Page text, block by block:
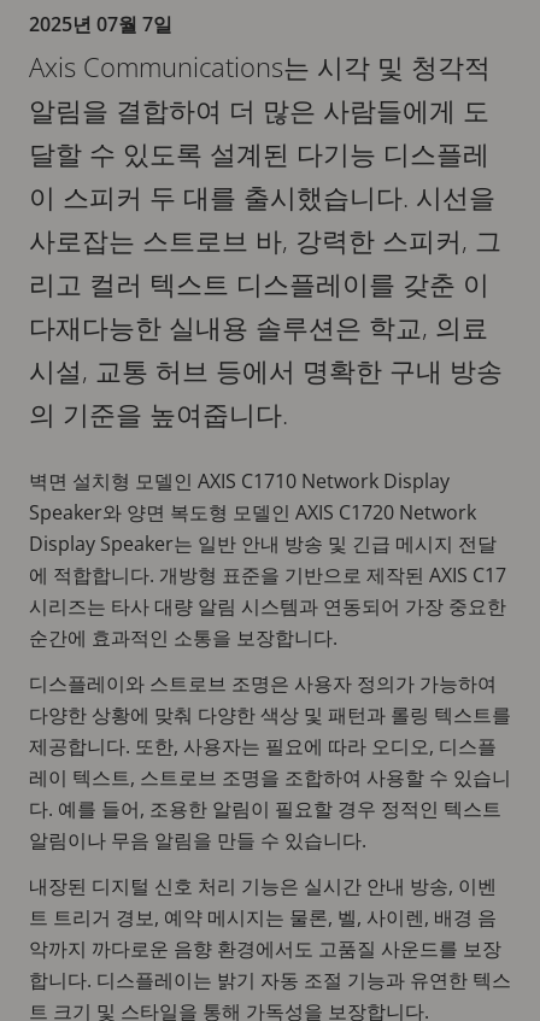
2025년 07월 7일
Axis Communications는 시각 및 청각적
알림을 결합하여 더 많은 사람들에게 도
달할 수 있도록 설계된 다기능 디스플레
이 스피커 두 대를 출시했습니다. 시선을
사로잡는 스트로브 바, 강력한 스피커, 그
리고 컬러 텍스트 디스플레이를 갖춘 이
다재다능한 실내용 솔루션은 학교, 의료
시설, 교통 허브 등에서 명확한 구내 방송
의 기준을 높여줍니다.
벽면 설치형 모델인 AXIS C1710 Network Display
Speaker와 양면 복도형 모델인 AXIS C1720 Network
Display Speaker는 일반 안내 방송 및 긴급 메시지 전달
에 적합합니다. 개방형 표준을 기반으로 제작된 AXIS C17
시리즈는 타사 대량 알림 시스템과 연동되어 가장 중요한
순간에 효과적인 소통을 보장합니다.
디스플레이와 스트로브 조명은 사용자 정의가 가능하여
다양한 상황에 맞춰 다양한 색상 및 패턴과 롤링 텍스트를
제공합니다. 또한, 사용자는 필요에 따라 오디오, 디스플
레이 텍스트, 스트로브 조명을 조합하여 사용할 수 있습니
다. 예를 들어, 조용한 알림이 필요할 경우 정적인 텍스트
알림이나 무음 알림을 만들 수 있습니다.
내장된 디지털 신호 처리 기능은 실시간 안내 방송, 이벤
트 트리거 경보, 예약 메시지는 물론, 벨, 사이렌, 배경 음
악까지 까다로운 음향 환경에서도 고품질 사운드를 보장
합니다. 디스플레이는 밝기 자동 조절 기능과 유연한 텍스
트 크기 및 스타일을 통해 가독성을 보장합니다.